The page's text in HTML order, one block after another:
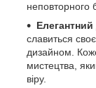
неповторного
Елегантний
славиться
дизайном.
мистецтва,
віру.